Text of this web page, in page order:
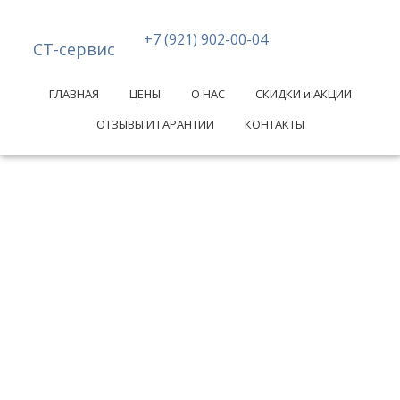
СТ-сервис +7 (921) 902-00-04
ГЛАВНАЯ ЦЕНЫ О НАС
СКИДКИ и АКЦИИ
ОТЗЫВЫ И ГАРАНТИИ
КОНТАКТЫ